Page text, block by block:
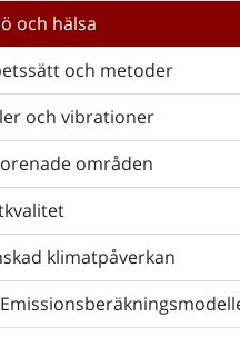
och hälsa
och metoder
och vibrationer
områden
klimatpåverkan